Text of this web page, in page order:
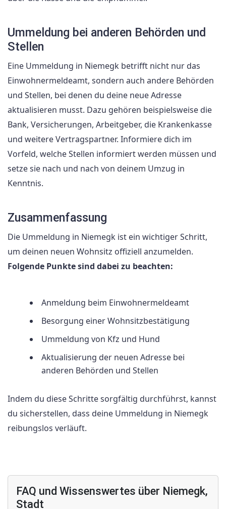
Ummeldung bei anderen Behörden und
Stellen
Eine Ummeldung in Niemegk betrifft nicht nur das
Einwohnermeldeamt, sondern auch andere Behörden
und Stellen, bei denen du deine neue Adresse
aktualisieren musst. Dazu gehören beispielsweise die
Bank, Versicherungen, Arbeitgeber, die Krankenkasse
und weitere Vertragspartner. Informiere dich im
Vorfeld, welche Stellen informiert werden müssen und
setze sie nach und nach von deinem Umzug in
Kenntnis.
Zusammenfassung
Die Ummeldung in Niemegk ist ein wichtiger Schritt,
um deinen neuen Wohnsitz offiziell anzumelden.
Folgende Punkte sind dabei zu beachten:
Anmeldung beim Einwohnermeldeamt
Besorgung einer Wohnsitzbestätigung
Ummeldung von Kfz und Hund
Aktualisierung der neuen Adresse bei
anderen Behörden und Stellen
Indem du diese Schritte sorgfältig durchführst, kannst
du sicherstellen, dass deine Ummeldung in Niemegk
reibungslos verläuft.
FAQ und Wissenswertes über Niemegk,
Stadt